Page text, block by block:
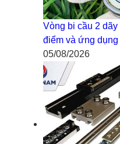
Vòng bi cầu 2
điểm và ứng dụng
05/08/2026